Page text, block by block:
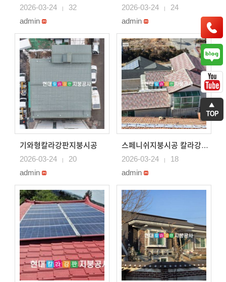
2026-03-24 |
32
admin
2026-03-24 |
24
admin
기와형칼라강판지붕시공
2026-03-24
|
20
admin
스페니쉬지붕시공 칼라강판지붕공사
2026-03-24 |
18
admin